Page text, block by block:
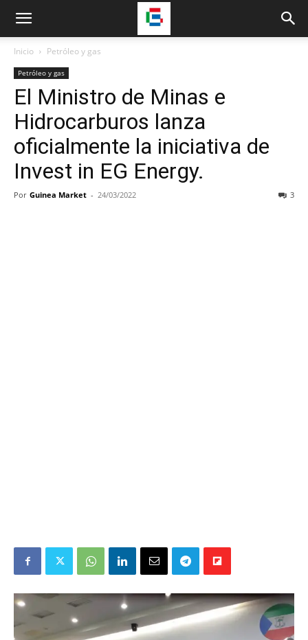
Inicio Petróleo y gas
Petróleo y gas
El Ministro de Minas e
Hidrocarburos lanza
oficialmente la iniciativa de
Invest in EG Energy.
Por Guinea Market - 24/03/2022 3